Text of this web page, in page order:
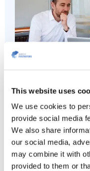
This website uses
We use cookies to
provide social media
We also share
our social media,
may combine it with
provided to them or
Har du behov for
Vi tar gjerne en
over mulighetene
KONTAKT OSS